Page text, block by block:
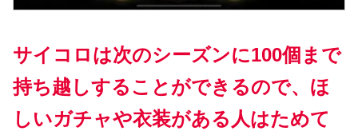
サイコロは次のシーズンに100個まで
持ち越しすることができるので、ほ
しいガチャや衣装がある人はためて